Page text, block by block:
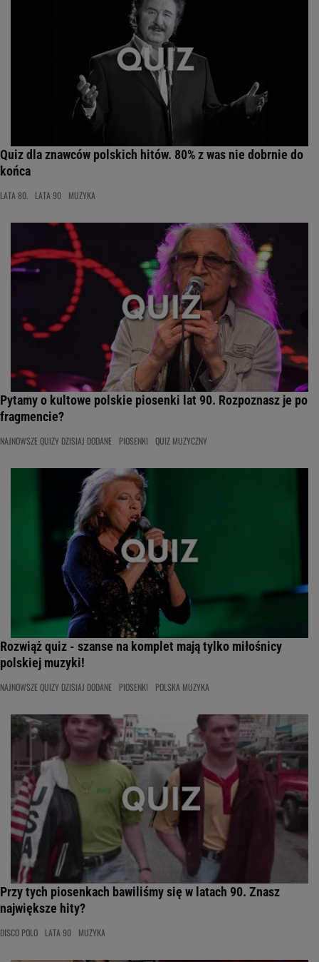
Quiz dla znawców polskich hitów. 80% z was nie dobrnie do
końca
LATA 80. LATA 90 MUZYKA
Pytamy o kultowe polskie piosenki lat 90. Rozpoznasz je po
fragmencie?
NAJNOWSZE QUIZY DZISIAJ DODANE PIOSENKI QUIZ MUZYCZNY
Rozwiąż quiz - szanse na komplet mają tylko miłośnicy
polskiej muzyki!
NAJNOWSZE QUIZY DZISIAJ DODANE PIOSENKI POLSKA MUZYKA
Przy tych piosenkach bawiliśmy się w latach 90. Znasz
największe hity?
DISCO POLO LATA 90 MUZYKA